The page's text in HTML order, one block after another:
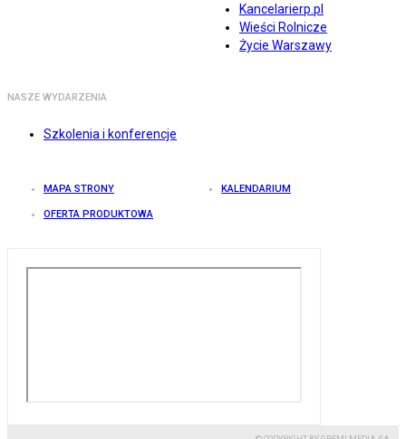
Kancelarierp.pl
Wieści Rolnicze
Życie Warszawy
NASZE WYDARZENIA
Szkolenia i konferencje
MAPA STRONY KALENDARIUM
OFERTA PRODUKTOWA